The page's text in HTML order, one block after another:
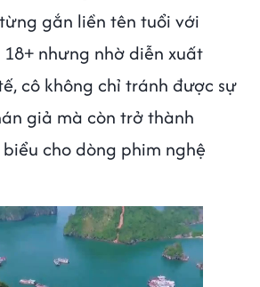
gắn liền tên tuổi với
nhưng nhờ diễn xuất
cô không chỉ tránh được sự
giả mà còn trở thành
cho dòng phim nghệ